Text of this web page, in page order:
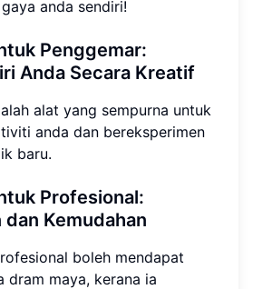
anda sendiri!
Penggemar:
Anda Secara Kreatif
alat yang sempurna untuk
anda dan bereksperimen
baru.
Profesional:
Kemudahan
boleh mendapat
dram maya, kerana ia